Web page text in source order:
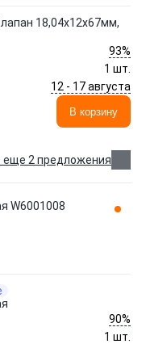
18,04x12x67мм,
93%
1 шт.
12 - 17 августа
В корзину
еще 2 предложения
W6001008
90%
1 шт.